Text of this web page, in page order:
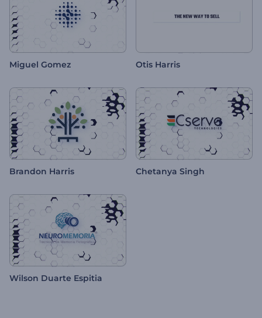
Miguel Gomez Otis Harris
Brandon Harris Chetanya Singh
Wilson Duarte Espitia